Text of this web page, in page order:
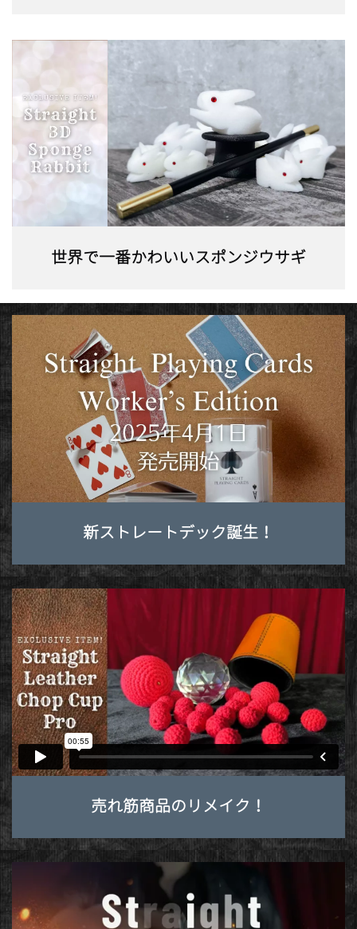
世界で一番かわいいスポンジウサギ
新ストレートデック誕生！
売れ筋商品のリメイク！